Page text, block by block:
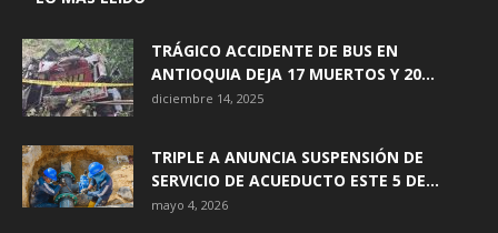
TRÁGICO ACCIDENTE DE BUS EN
ANTIOQUIA DEJA 17 MUERTOS Y 20...
diciembre 14, 2025
TRIPLE A ANUNCIA SUSPENSIÓN DE
SERVICIO DE ACUEDUCTO ESTE 5 DE...
mayo 4, 2026